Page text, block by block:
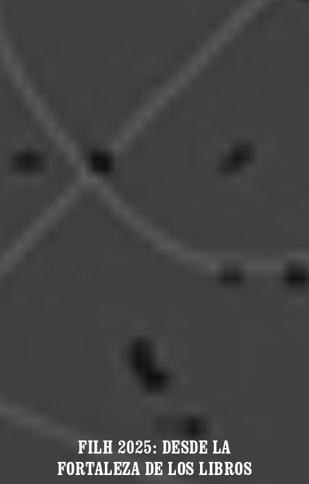
FILH 2025: DESDE LA
FORTALEZA DE LOS LIBROS